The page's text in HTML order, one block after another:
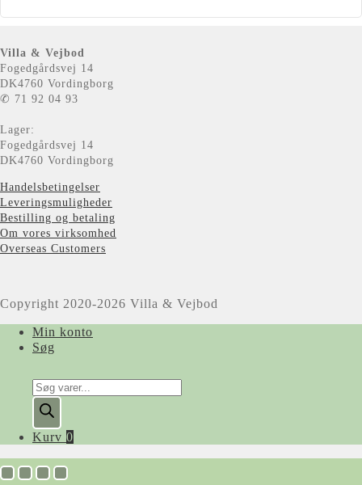
Villa & Vejbod
Fogedgårdsvej 14
DK4760 Vordingborg
✆ 71 92 04 93
Lager:
Fogedgårdsvej 14
DK4760 Vordingborg
Handelsbetingelser
Leveringsmuligheder
Bestilling og betaling
Om vores virksomhed
Overseas Customers
Copyright 2020-2026 Villa & Vejbod
Min konto
Søg
Products
search
Kurv 0